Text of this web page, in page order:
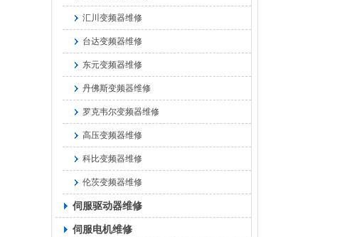
汇川变频器维修
台达变频器维修
东元变频器维修
丹佛斯变频器维修
罗克韦尔变频器维修
高压变频器维修
科比变频器维修
伦茨变频器维修
伺服驱动器维修
伺服电机维修